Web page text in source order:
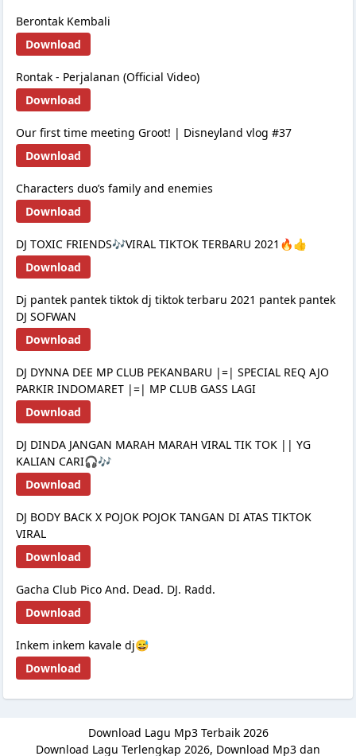
Berontak Kembali
Download
Rontak - Perjalanan (Official Video)
Download
Our first time meeting Groot! | Disneyland vlog #37
Download
Characters duo’s family and enemies
Download
DJ TOXIC FRIENDS🎶VIRAL TIKTOK TERBARU 2021🔥👍
Download
Dj pantek pantek tiktok dj tiktok terbaru 2021 pantek pantek
DJ SOFWAN
Download
DJ DYNNA DEE MP CLUB PEKANBARU |=| SPECIAL REQ AJO
PARKIR INDOMARET |=| MP CLUB GASS LAGI
Download
DJ DINDA JANGAN MARAH MARAH VIRAL TIK TOK || YG
KALIAN CARI🎧🎶
Download
DJ BODY BACK X POJOK POJOK TANGAN DI ATAS TIKTOK
VIRAL
Download
Gacha Club Pico And. Dead. DJ. Radd.
Download
Inkem inkem kavale dj😅
Download
Download Lagu Mp3 Terbaik 2026
Download Lagu Terlengkap 2026, Download Mp3 dan